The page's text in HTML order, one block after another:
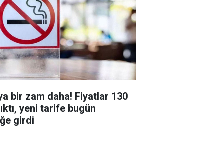
bir zam daha! Fiyatlar 130
yeni tarife bugün
girdi